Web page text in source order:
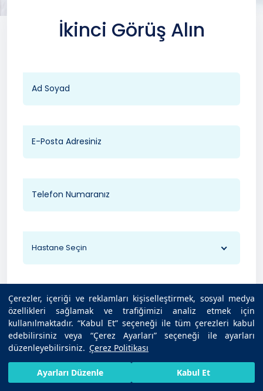
Çerezler, içeriği ve reklamları kişiselleştirmek, sosyal medya
özellikleri sağlamak ve trafiğimizi analiz etmek için
kullanılmaktadır. “Kabul Et” seçeneği ile tüm çerezleri kabul
edebilirsiniz veya “Çerez Ayarları” seçeneği ile ayarları
düzenleyebilirsiniz. Çerez Politikası
Ayarları Düzenle Kabul Et
İkinci Görüş Alın
Hastane Seçin
HIZLI RANDEVU AL BIZE ULAŞIN